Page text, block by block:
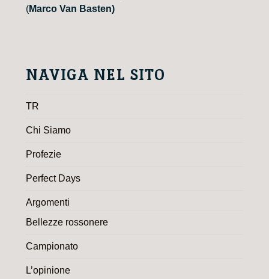
(Marco Van Basten)
NAVIGA NEL SITO
TR
Chi Siamo
Profezie
Perfect Days
Argomenti
Bellezze rossonere
Campionato
L’opinione